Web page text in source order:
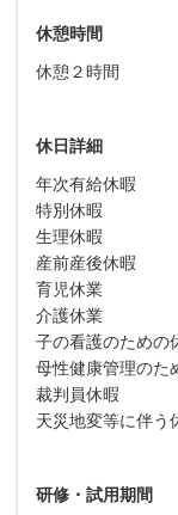
休憩時間
休憩２時間
休日詳細
年次有給休暇
特別休暇
生理休暇
産前産後休暇
育児休業
介護休業
子の看護のための
母性健康管理のた
裁判員休暇
天災地変等に伴う
研修・試用期間